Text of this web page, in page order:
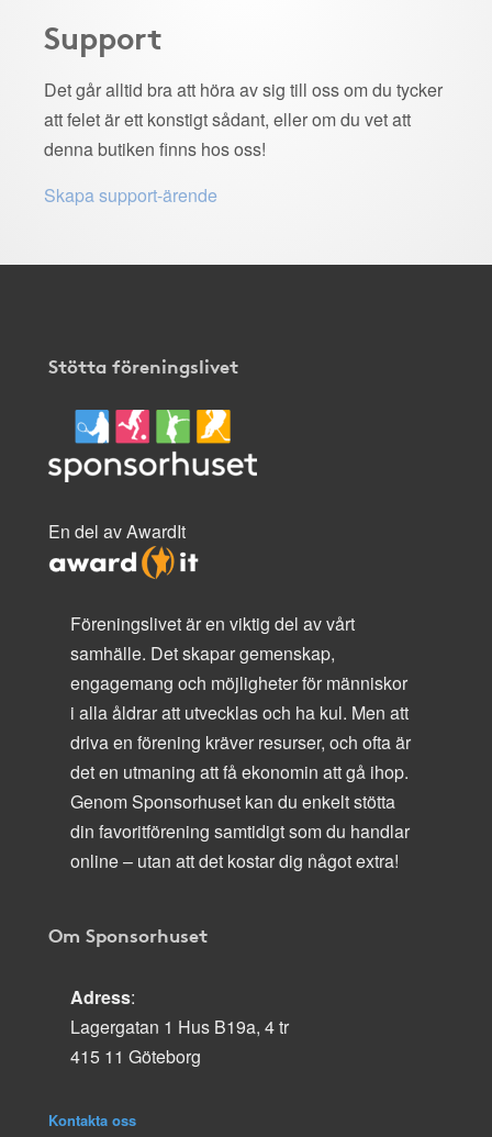
Support
Det går alltid bra att höra av sig till oss om du tycker
att felet är ett konstigt sådant, eller om du vet att
denna butiken finns hos oss!
Skapa support-ärende
Stötta föreningslivet
En del av AwardIt
Föreningslivet är en viktig del av vårt
samhälle. Det skapar gemenskap,
engagemang och möjligheter för människor
i alla åldrar att utvecklas och ha kul. Men att
driva en förening kräver resurser, och ofta är
det en utmaning att få ekonomin att gå ihop.
Genom Sponsorhuset kan du enkelt stötta
din favoritförening samtidigt som du handlar
online – utan att det kostar dig något extra!
Om Sponsorhuset
Adress:
Lagergatan 1 Hus B19a, 4 tr
415 11 Göteborg
Kontakta oss